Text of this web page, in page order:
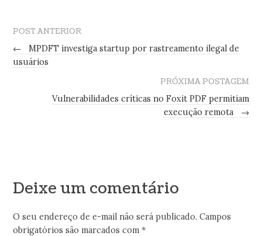
POST ANTERIOR
←
MPDFT investiga startup por rastreamento ilegal de
usuários
PRÓXIMA POSTAGEM
Vulnerabilidades críticas no Foxit PDF permitiam
execução remota
→
Deixe um comentário
O seu endereço de e-mail não será publicado. Campos
obrigatórios são marcados com*